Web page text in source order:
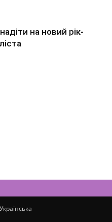
на новий рік-
Українська